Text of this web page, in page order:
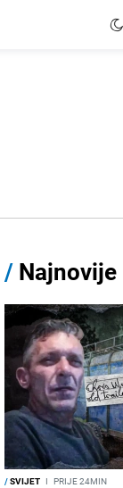
/ Najnovije
/SVIJET I PRIJE 24MIN